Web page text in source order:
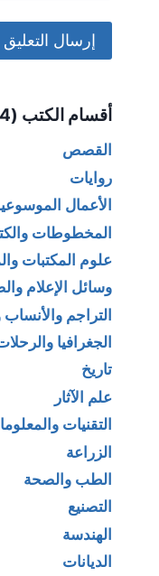
أقسام الكتب (18.504 كتاب)
القصص
روايات
الأعمال
المخطوطات
علوم المكتبات
وسائل الإعلام
التراجم
الجغرافيا
تاريخ
علم الآثار
التقنيات
الزراعة
الطب والصحة
التصنيع
الهندسة
الديانات